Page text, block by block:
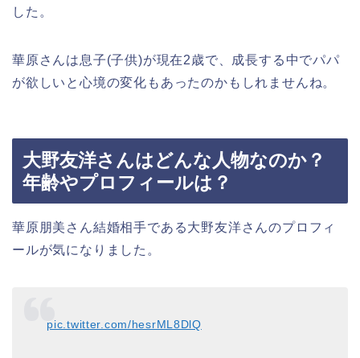
した。
華原さんは息子(子供)が現在2歳で、成長する中でパパ
が欲しいと心境の変化もあったのかもしれませんね。
大野友洋さんはどんな人物なのか？
年齢やプロフィールは？
華原朋美さん結婚相手である大野友洋さんのプロフィ
ールが気になりました。
pic.twitter.com/hesrML8DlQ